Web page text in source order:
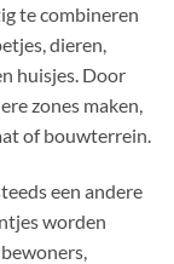
te combineren
dieren,
huisjes. Door
zones maken,
of bouwterrein.
een andere
worden